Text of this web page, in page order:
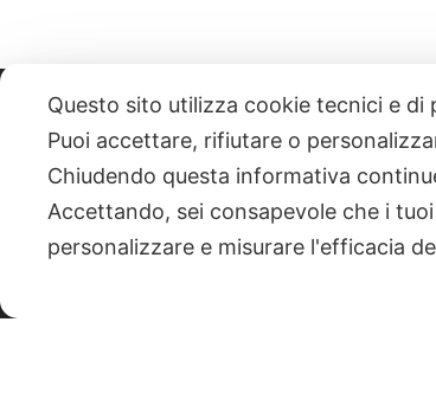
| NEWSLETTER
|
Questo sito utilizza cookie tecnici e di
Puoi accettare, rifiutare o
Chiudendo questa informativa
Accettando, sei consapevole che i
personalizzare e misurare l'efficacia